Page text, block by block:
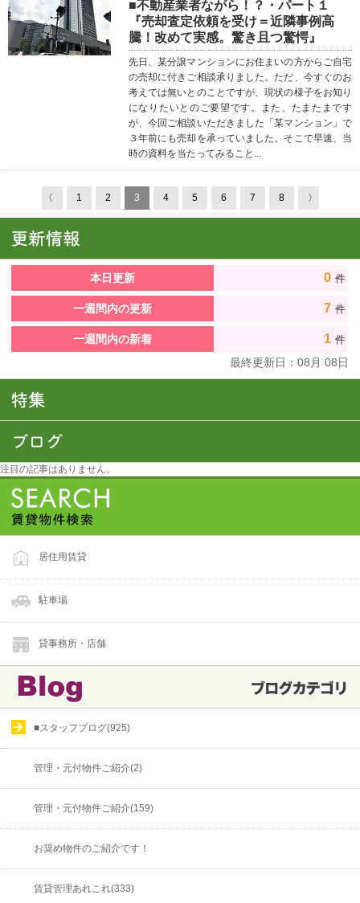
■不動産業者ながら！？・パート１
『売却査定依頼を受け＝近隣事例高
騰！改めて実感。驚き且つ驚愕』
先日、某分譲マンションにお住まいの方からご自宅
の売却に付きご相談承りました。ただ、今すぐのお
考えでは無いとのことですが、現状の様子をお知り
になりたいとのご要望です。また、たまたまです
が、今回ご相談いただきました「某マンション」で
３年前にも売却を承っていました。そこで早速、当
時の資料を当たってみること...
〈 1 2 3 4 5 6 7 8 〉
本日更新 0 件
一週間内の更新 7 件
一週間内の新着 1 件
最終更新日： 08 月 08日
注目の記事はありません。
居住用賃貸
駐車場
貸事務所・店舗
■スタッフブログ(925)
管理・元付物件ご紹介(2)
管理・元付物件ご紹介(159)
お奨め物件のご紹介です！
賃貸管理あれこれ(333)